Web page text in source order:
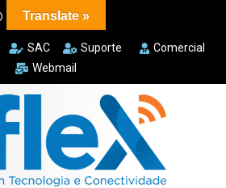
SAC Suporte
Comercial
Webmail
Translate »